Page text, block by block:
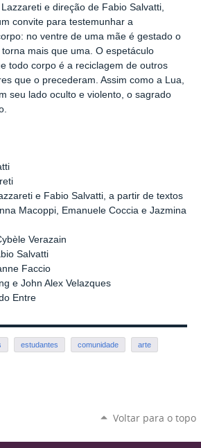
e direção de Fabio Salvatti,
convite para testemunhar a
no ventre de uma mãe é gestado o
mais que uma. O espetáculo
todo corpo é a reciclagem de outros
que o precederam. Assim como a Lua,
seu lado oculto e violento, o sagrado
e Fabio Salvatti, a partir de textos
Macoppi, Emanuele Coccia e Jazmina
Verazain
Salvatti
Faccio
e John Alex Velazques
Entre
estudantes comunidade arte
Voltar para o topo